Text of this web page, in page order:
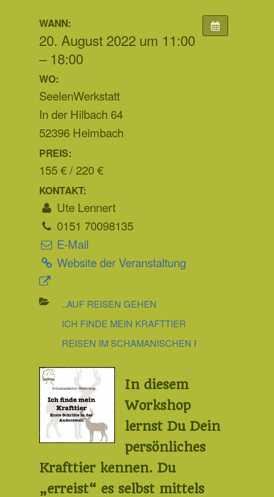
WANN:
20. August 2022 um 11:00
– 18:00
WO:
SeelenWerkstatt
In der Hilbach 64
52396 Heimbach
PREIS:
155 € / 220 €
KONTAKT:
Ute Lennert
0151 70098135
E-Mail
Website der Veranstaltung
..AUF REISEN GEHEN
ICH FINDE MEIN KRAFTTIER
REISEN IM SCHAMANISCHEN FLUSS
In diesem
Workshop
lernst Du Dein
persönliches
Krafttier kennen. Du
„erreist“ es selbst mittels